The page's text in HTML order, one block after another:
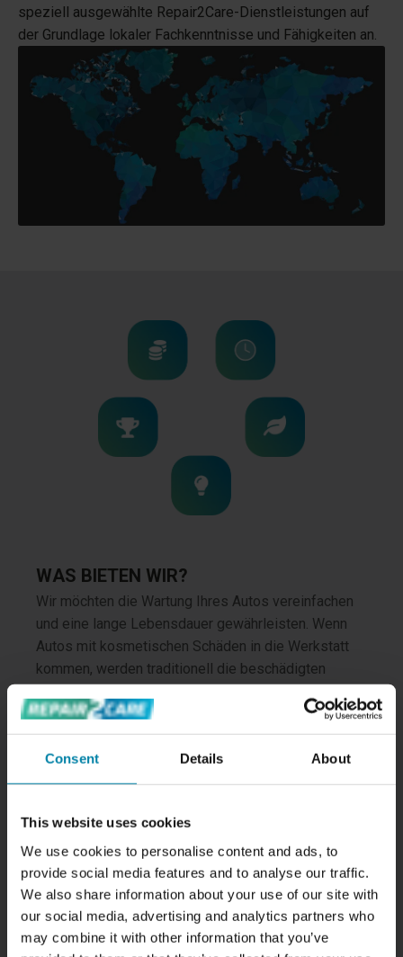
Consent Details About
This website uses cookies
We use cookies to personalise content and ads, to
provide social media features and to analyse our traffic.
We also share information about your use of our site with
our social media, advertising and analytics partners who
may combine it with other information that you’ve
speziell ausgewählte Repair2Care-Dienstleistungen auf
der Grundlage lokaler Fachkenntnisse und Fähigkeiten an.
WAS BIETEN WIR?
Wir möchten die Wartung Ihres Autos vereinfachen
und eine lange Lebensdauer gewährleisten. Wenn
Autos mit kosmetischen Schäden in die Werkstatt
kommen, werden traditionell die beschädigten
und eine Verschwendung verwendbarer Teile zur
Folge hat.
Um Teil einer grüneren Zukunft zu werden und den
haben wir Repair2care entwickelt, das auf
innovativen Lösungen basiert und neue Vorteile
bietet:
✓ Transparente Preise – Damit Sie keine bösen
Überraschungen befürchten müssen